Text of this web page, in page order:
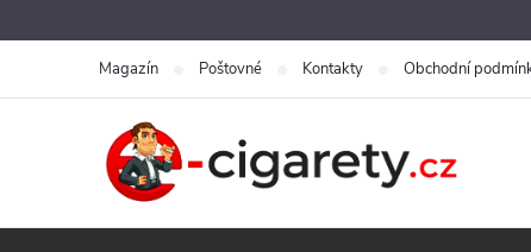
na
Magazín Poštovné Kontakty Obchodní